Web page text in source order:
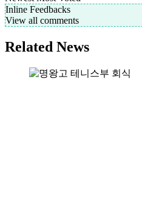
Inline Feedbacks
View all comments
Related News